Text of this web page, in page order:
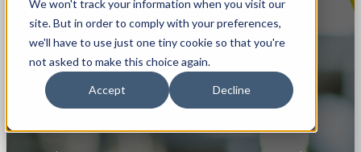
We won't track your information when you visit our
site. But in order to comply with your preferences,
we'll have to use just one tiny cookie so that you're
not asked to make this choice again.
Accept Decline